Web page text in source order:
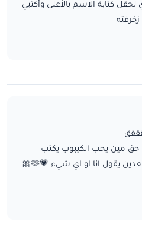
كتابة الاسم بالأعلى وأكتبي
حق مين يحب الكيبوب يكتب
يقول انا او اي شيء 💗🫶🎀